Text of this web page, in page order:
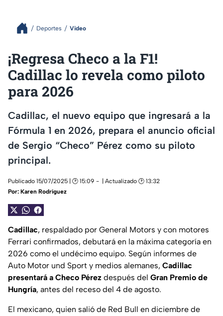
Deportes Video
¡Regresa Checo a la F1!
Cadillac lo revela como piloto
para 2026
Cadillac, el nuevo equipo que ingresará a la
Fórmula 1 en 2026, prepara el anuncio oficial
de Sergio “Checo” Pérez como su piloto
principal.
Publicado 15/07/2025 | 🕑 15:09
| Actualizado 🕑 13:32
Por: Karen Rodríguez
Cadillac, respaldado por General Motors y con motores
Ferrari confirmados, debutará en la máxima categoría en
2026 como el undécimo equipo. Según informes de
Auto Motor und Sport y medios alemanes, Cadillac
presentará a Checo Pérez después del Gran Premio de
Hungría, antes del receso del 4 de agosto.
El mexicano, quien salió de Red Bull en diciembre de